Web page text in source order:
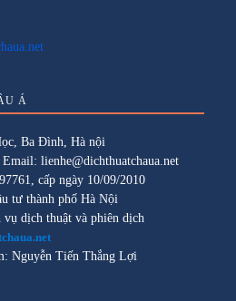
Á
Ba Đình, Hà nội
lienhe@dichthuatchaua.net
cấp ngày 10/09/2010
tư thành phố Hà Nội
dịch thuật và phiên dịch
Nguyễn Tiến Thắng Lợi